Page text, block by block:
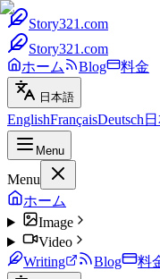
Story321.com
Story321.com
ホーム
Blog 料金
日本語
EnglishFrançaisDeutsch
Menu
Menu
ホーム
Image
Video
Writing
Blog 料